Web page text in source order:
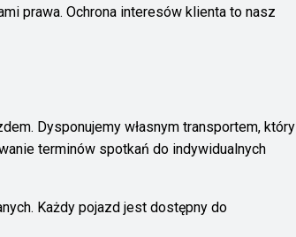
prawa. Ochrona interesów klienta to nasz
Dysponujemy własnym transportem, który
terminów spotkań do indywidualnych
Każdy pojazd jest dostępny do